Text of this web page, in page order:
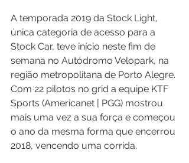
A temporada 2019 da Stock Light,
única categoria de acesso para a
Stock Car, teve início neste fim de
semana no Autódromo Velopark, na
região metropolitana de Porto Alegre.
Com 22 pilotos no grid a equipe KTF
Sports (Americanet | PGG) mostrou
mais uma vez a sua força e começou
o ano da mesma forma que encerrou
2018, vencendo uma corrida.